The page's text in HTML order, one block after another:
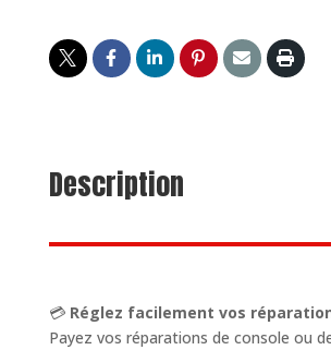
Description
💳 Réglez facilement vos
Payez vos réparations de console ou